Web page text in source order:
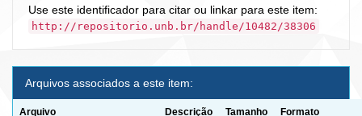
Use este identificador para citar ou linkar para este item:
http://repositorio.unb.br/handle/10482/38306
Arquivos associados a este item:
Arquivo Descrição Tamanho Formato